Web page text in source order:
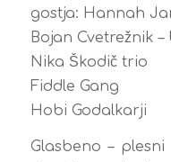
gostja: Hannah
Bojan Cvetrežnik
Nika Škodič trio
Fiddle Gang
Hobi Godalkarji
Glasbeno –